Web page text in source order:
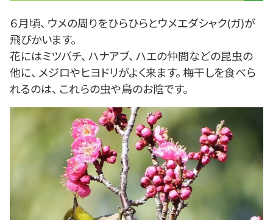
６月頃、 ウメの周りをひらひらとウメエダシャク(ガ)が
飛びかいます。
花にはミツバチ、 ハナアブ、 ハエの仲間などの昆虫の
他に、 メジロやヒヨドリがよく来ます。 梅干しを食べら
れるのは、 これらの虫や鳥のお陰です。